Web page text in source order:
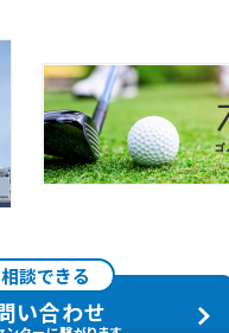
談できる
い合わせ